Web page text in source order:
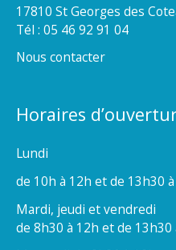
17810 St Georges des
Tél : 05 46 92 91 04
Nous contacter
Horaires
Lundi
de 10h à 12h et de 13h30
Mardi, jeudi et vendredi
de 8h30 à 12h et de 13h30